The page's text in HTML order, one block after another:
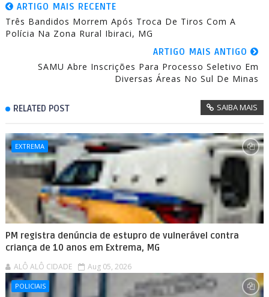
ARTIGO MAIS RECENTE
Três Bandidos Morrem Após Troca De Tiros Com A
Polícia Na Zona Rural Ibiraci, MG
ARTIGO MAIS ANTIGO
SAMU Abre Inscrições Para Processo Seletivo Em
Diversas Áreas No Sul De Minas
RELATED POST SAIBA MAIS
EXTREMA
PM registra denúncia de estupro de vulnerável contra
criança de 10 anos em Extrema, MG
ALÔ ALÔ CIDADE Aug 05, 2026
POLICIAIS